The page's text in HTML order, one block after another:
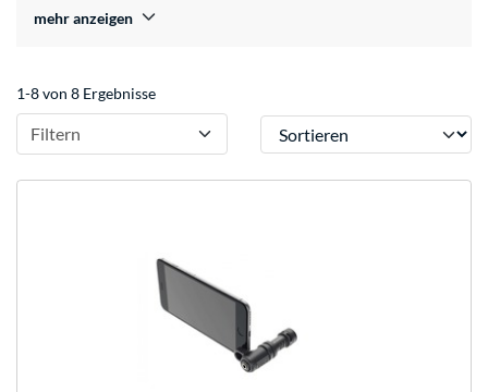
mehr anzeigen
1-8 von 8 Ergebnisse
Filtern Sortieren